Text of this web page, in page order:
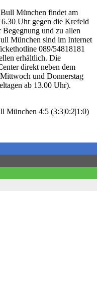
München findet am
Uhr gegen die Krefeld
Begegnung und zu allen
München sind im Internet
089/54818181
erhältlich. Die
direkt neben dem
und Donnerstag
ab 13.00 Uhr).
München 4:5 (3:3|0:2|1:0)